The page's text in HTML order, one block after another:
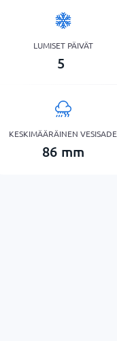
LUMISET PÄIVÄT
5
KESKIMÄÄRÄINEN VESISADE
86 mm